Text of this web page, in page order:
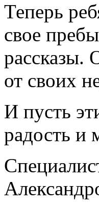
Теперь
свое
рассказы.
от своих
И пусть
радость и